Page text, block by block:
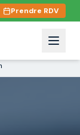
Prendre RDV